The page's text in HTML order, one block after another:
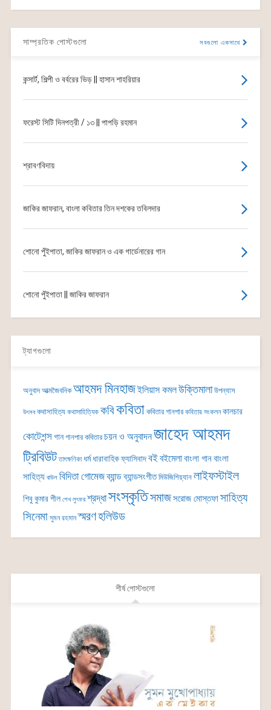
সাম্প্রতিক পোস্টগুলো সবগুলো একসাথে
কন্সার্ট, শিল্পী ও বর্বরের ভিড় || হাসান শাহরিয়ার
ফরেস্ট সিটি দিনপত্রী / ১৩ || পাপড়ি রহমান
শ্রাবণবিদায়
জাকির জাফরান, বাংলা কবিতার তিন দশকের তবিলদার
শোনো পুঁইপাতা, জাকির জাফরান ও এক গার্ডেনারের গান
শোনো পুঁইপাতা || জাকির জাফরান
ট্যাগগুলো
অনুবাদ আত্মজৈবনিক আহমদ মিনহাজইলিয়াস কমলউক্তিমালা উপন্যাস
উৎসব কথাসাহিত্য কথাসাহিত্যিক কবিকবিতা কবিতার গানপার কবিতার সংকলন কালচার
কোটেশন্সগান গানপার কবিতার চয়ন ও অনুবাদনজাহেদ আহমদ
ট্রিবিউট তাৎক্ষণিকা ধর্ম ধারাবাহিকফ্যাসিবাদবইবইমেলাবাংলা গানবাংলা
সাহিত্য বাউল বিদিতা গোমেজব্যান্ডব্যান্ডসংগীত মিউজিশিয়্যান লাইফস্টাইল
শিবু কুমার শীল শেখ লুৎফর শ্রদ্ধাসংস্কৃতিসমাজসরোজ মোস্তফাসাহিত্য
সিনেমা সুমন রহমান স্মরণহলিউড
শীর্ষ পোস্টগুলো